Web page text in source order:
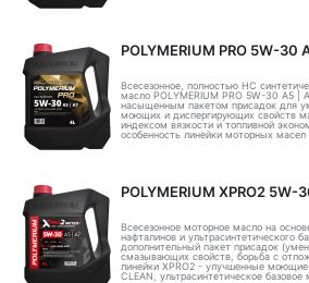
POLYMERIUM PRO 5W-30
Всесезонное, полностью HC
масло POLYMERIUM PRO 5W-30 A5 |
насыщенным пакетом присадок для
моющих и диспергирующих свойств
индексом вязкости и топливной
особенность линейки моторных масел
POLYMERIUM XPRO2 5W-
Всесезонное моторное масло на
нафталинов и ультрасинтетического
дополнительный пакет присадок
смазывающих свойств, борьба с
линейки XPRO2 - улучшенные моющие
CLEAN, ультрасинтетическое базовое